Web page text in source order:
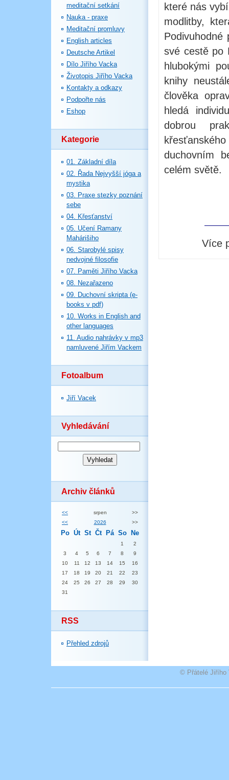
meditační setkání
Nauka - praxe
Meditační promluvy
English articles
Deutsche Artikel
Dílo Jiřího Vacka
Životopis Jiřího Vacka
Kontakty a odkazy
Podpořte nás
Eshop
Kategorie
01. Základní díla
02. Řada Nejvyšší jóga a
mystika
03. Praxe stezky poznání
sebe
04. Křesťanství
05. Učení Ramany
Mahárišiho
06. Starobylé spisy
nedvojné filosofie
07. Paměti Jiřího Vacka
08. Nezařazeno
09. Duchovní skripta (e-
books v pdf)
10. Works in English and
other languages
11. Audio nahrávky v mp3
namluvené Jiřím Vackem
Fotoalbum
Jiří Vacek
Vyhledávání
Archiv článků
<< srpen
>>
<<
2026 >>
Po Út St Čt Pá So Ne
1
2
3
4 5 6 7 8
9
10
11 12 13 14 15
16
17
18 19 20 21 22
23
24
25 26 27 28 29
30
31
RSS
Přehled zdrojů
které nás
modlitby,
své cestě po
hlubokými
knihy
člověka
hledá
dobrou
duchovním
celém světě.
Více
© Přátelé